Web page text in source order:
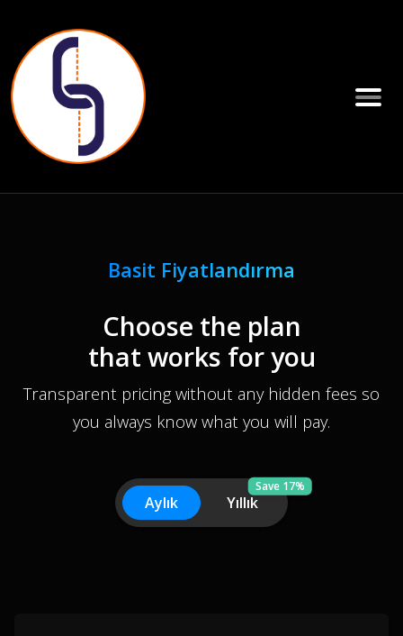
Basit Fiyatlandırma
Choose the plan
that works for you
Transparent pricing without any hidden fees so
you always know what you will pay.
Aylık Yıllık
Save 17%